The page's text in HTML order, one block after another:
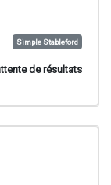
Simple Stableford
de résultats